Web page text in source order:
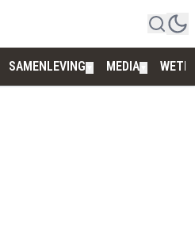
SAMENLEVING MEDIA